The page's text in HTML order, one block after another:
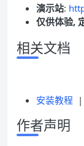
演示站:
仅供体验,
相关文档
安装教程 |
作者声明